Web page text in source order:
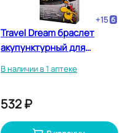
+15
Travel Dream браслет
акупунктурный для
В наличии в 1 аптеке
532 ₽